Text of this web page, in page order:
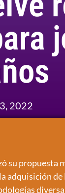
2022
su propuesta
de